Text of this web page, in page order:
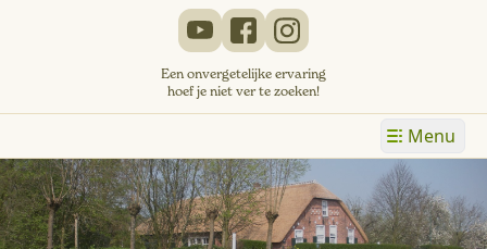
Een onvergetelijke ervaring
hoef je niet ver te zoeken!
Menu